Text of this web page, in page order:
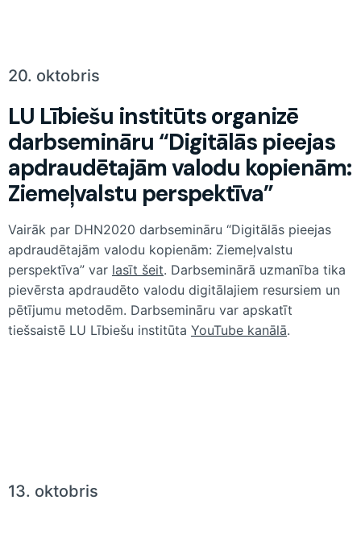
20. oktobris
LU Lībiešu institūts organizē
darbsemināru “Digitālās pieejas
apdraudētajām valodu kopienām:
Ziemeļvalstu perspektīva”
Vairāk par DHN2020 darbsemināru “Digitālās pieejas
apdraudētajām valodu kopienām: Ziemeļvalstu
perspektīva” var lasīt šeit. Darbseminārā uzmanība tika
pievērsta apdraudēto valodu digitālajiem resursiem un
pētījumu metodēm. Darbsemināru var apskatīt
tiešsaistē LU Lībiešu institūta YouTube kanālā.
13. oktobris